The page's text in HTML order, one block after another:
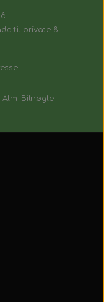
!
til private &
!
Alm. Bilnøgle